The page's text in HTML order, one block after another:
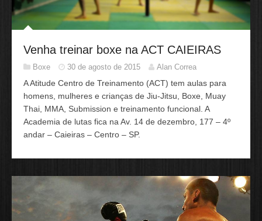
Venha treinar boxe na ACT CAIEIRAS
Boxe 30 de agosto de 2015 Alan Correa
A Atitude Centro de Treinamento (ACT) tem aulas para
homens, mulheres e crianças de Jiu-Jitsu, Boxe, Muay
Thai, MMA, Submission e treinamento funcional. A
Academia de lutas fica na Av. 14 de dezembro, 177 – 4º
andar – Caieiras – Centro – SP.